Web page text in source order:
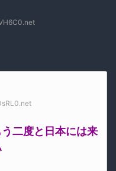
二度と日本には来